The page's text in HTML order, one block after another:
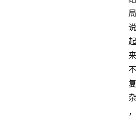
局
说
起
来
不
复
杂
，